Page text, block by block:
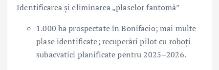
Identificarea și eliminarea „plaselor fantomă”
1.000 ha prospectate în Bonifacio; mai multe
plase identificate; recuperări pilot cu roboți
subacvatici planificate pentru 2025–2026.